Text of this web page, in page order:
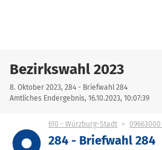
Bezirkswahl 2023
8. Oktober 2023, 284 - Briefwahl 284
Amtliches Endergebnis, 16.10.2023, 10:07:39
610 - Würzburg-Stadt
284 - Briefwahl 284